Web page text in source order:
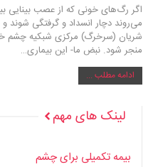
اگر رگ‌های خونی که از عصب بینایی
می‌روند دچار انسداد و گرفتگی شوند و
شریان (سرخرگ) مرکزی شبکیه چشم
منجر شود. نبض ما- این بیماری…
ادامه مطلب ...
لینک های مهم
بیمه تکمیلی برای چشم